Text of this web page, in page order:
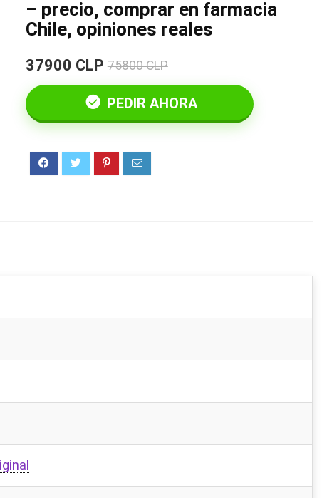
– precio, comprar en farmacia
Chile, opiniones reales
37900 CLP 75800 CLP
PEDIR AHORA